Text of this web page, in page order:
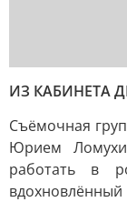
ИЗ КАБИНЕТА
Съёмочная
Юрием
работать в